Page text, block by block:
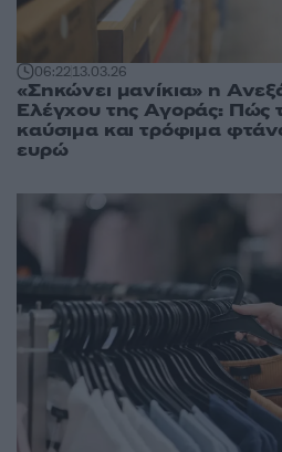
06:2213.03.26
«Σηκώνει μανίκια» η
Ελέγχου της Αγοράς: Πώς
καύσιμα και τρόφιμα
ευρώ